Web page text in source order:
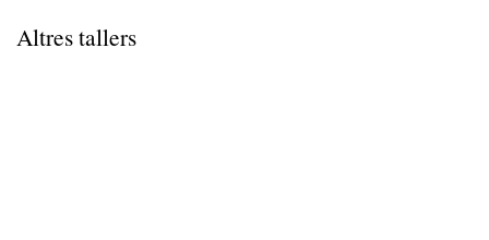
Altres tallers